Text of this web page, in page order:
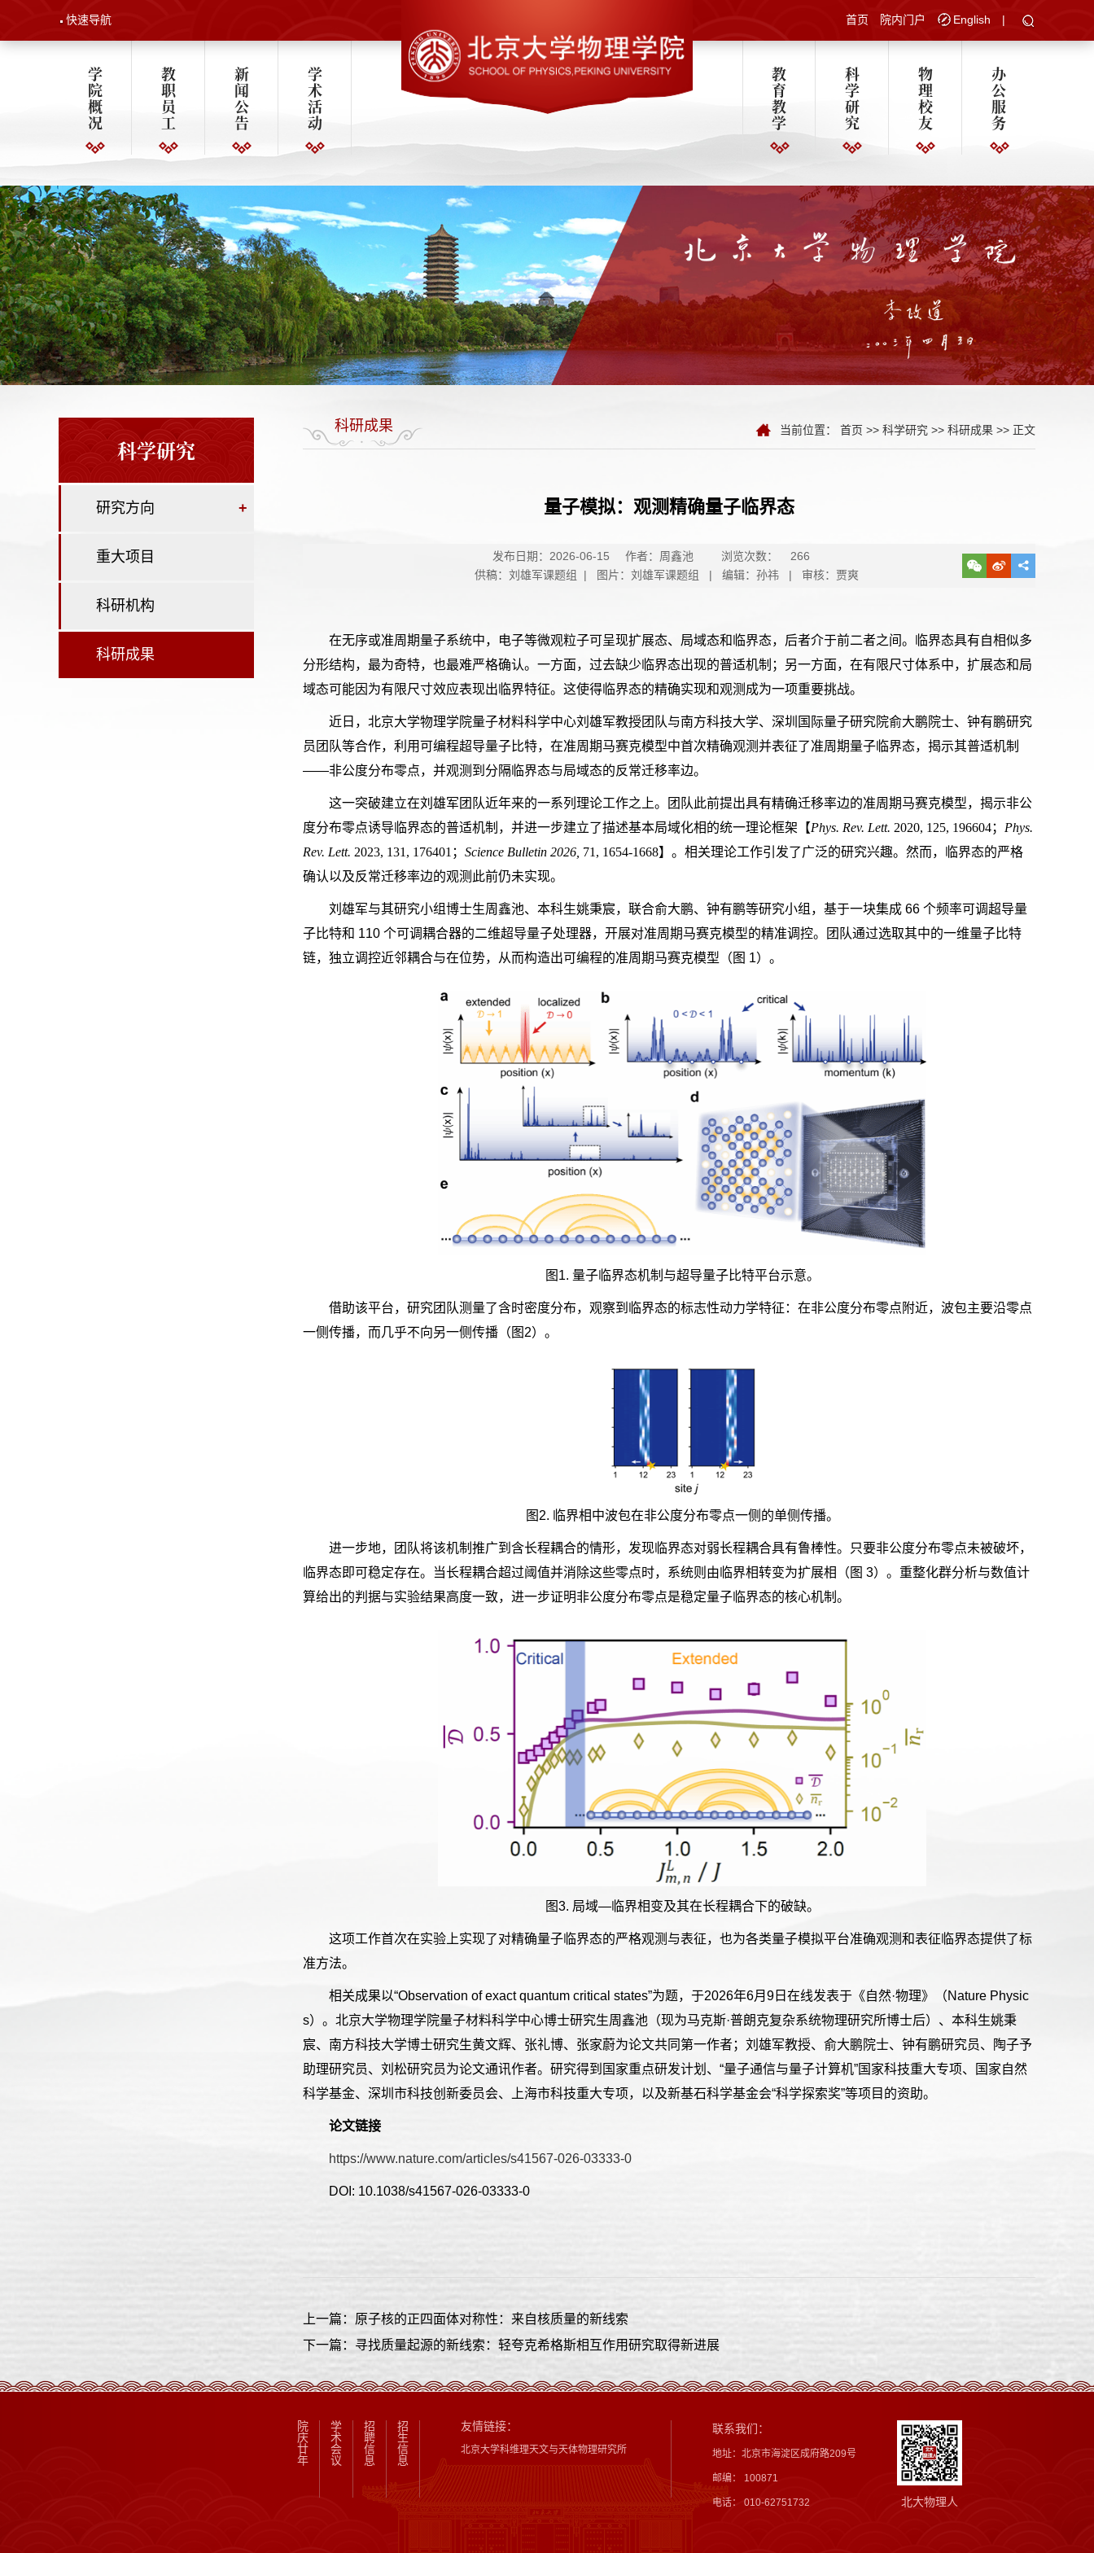
快速导航 首页 院内门户 English |
学
院
概
况
教
职
员
工
新
闻
公
告
学
术
活
动
教
育
教
学
科
学
研
究
物
理
校
友
办
公
服
务
科学研究
研究方向 +
重大项目
科研机构
科研成果
科研成果 当前位置： 首页 >> 科学研究 >> 科研成果 >> 正文
量子模拟：观测精确量子临界态
发布日期：2026-06-15 作者：周鑫池 浏览次数：
266
供稿：刘雄军课题组 | 图片：刘雄军课题组 | 编辑：孙祎 | 审核：贾爽
在无序或准周期量子系统中，电子等微观粒子可呈现扩展态、局域态和临界态，后者介于前二者之间。临界态具有自相似多
分形结构，最为奇特，也最难严格确认。一方面，过去缺少临界态出现的普适机制；另一方面，在有限尺寸体系中，扩展态和局
域态可能因为有限尺寸效应表现出临界特征。这使得临界态的精确实现和观测成为一项重要挑战。
近日，北京大学物理学院量子材料科学中心刘雄军教授团队与南方科技大学、深圳国际量子研究院俞大鹏院士、钟有鹏研究
员团队等合作，利用可编程超导量子比特，在准周期马赛克模型中首次精确观测并表征了准周期量子临界态，揭示其普适机制
——非公度分布零点，并观测到分隔临界态与局域态的反常迁移率边。
这一突破建立在刘雄军团队近年来的一系列理论工作之上。团队此前提出具有精确迁移率边的准周期马赛克模型，揭示非公
度分布零点诱导临界态的普适机制，并进一步建立了描述基本局域化相的统一理论框架【Phys. Rev. Lett. 2020, 125, 196604； Phys.
Rev. Lett. 2023, 131, 176401 ； Science Bulletin 2026, 71, 1654-1668】。相关理论工作引发了广泛的研究兴趣。然而，临界态的严格
确认以及反常迁移率边的观测此前仍未实现。
刘雄军与其研究小组博士生周鑫池、本科生姚秉宸，联合俞大鹏、钟有鹏等研究小组，基于一块集成 66 个频率可调超导量
子比特和 110 个可调耦合器的二维超导量子处理器，开展对准周期马赛克模型的精准调控。团队通过选取其中的一维量子比特
链，独立调控近邻耦合与在位势，从而构造出可编程的准周期马赛克模型（图 1）。
图 1. 量子临界态机制与超导量子比特平台示意。
借助该平台，研究团队测量了含时密度分布，观察到临界态的标志性动力学特征：在非公度分布零点附近，波包主要沿零点
一侧传播，而几乎不向另一侧传播（图 2）。
图 2. 临界相中波包在非公度分布零点一侧的单侧传播。
进一步地，团队将该机制推广到含长程耦合的情形，发现临界态对弱长程耦合具有鲁棒性。只要非公度分布零点未被破坏，
临界态即可稳定存在。当长程耦合超过阈值并消除这些零点时，系统则由临界相转变为扩展相（图 3）。重整化群分析与数值计
算给出的判据与实验结果高度一致，进一步证明非公度分布零点是稳定量子临界态的核心机制。
图3. 局域—临界相变及其在长程耦合下的破缺。
这项工作首次在实验上实现了对精确量子临界态的严格观测与表征，也为各类量子模拟平台准确观测和表征临界态提供了标
准方法。
相关成果以“Observation of exact quantum critical states”为题，于2026年6月 9 日在线发表于《自然·物理》（Nature Physic
s）。北京大学物理学院量子材料科学中心博士研究生周鑫池（现为马克斯·普朗克复杂系统物理研究所博士后）、本科生姚秉
宸、南方科技大学博士研究生黄文辉、张礼博、张家蔚为论文共同第一作者；刘雄军教授、俞大鹏院士、钟有鹏研究员、陶子予
助理研究员、刘松研究员为论文通讯作者。研究得到国家重点研发计划、“量子通信与量子计算机”国家科技重大专项、国家自然
科学基金、深圳市科技创新委员会、上海市科技重大专项，以及新基石科学基金会“科学探索奖”等项目的资助。
论文链接
https://www.nature.com/articles/s41567-026-03333-0
DOI: 10.1038/s41567-026-03333-0
上一篇：原子核的正四面体对称性：来自核质量的新线索
下一篇：寻找质量起源的新线索：轻夸克希格斯相互作用研究取得新进展
院
庆
廿
年
学
术
会
议
招
聘
信
息
招
生
信
息
友情链接：
北京大学科维理天文与天体物理研究所
联系我们：
地址：北京市海淀区成府路209号
邮编： 100871
电话： 010-62751732 北大物理人